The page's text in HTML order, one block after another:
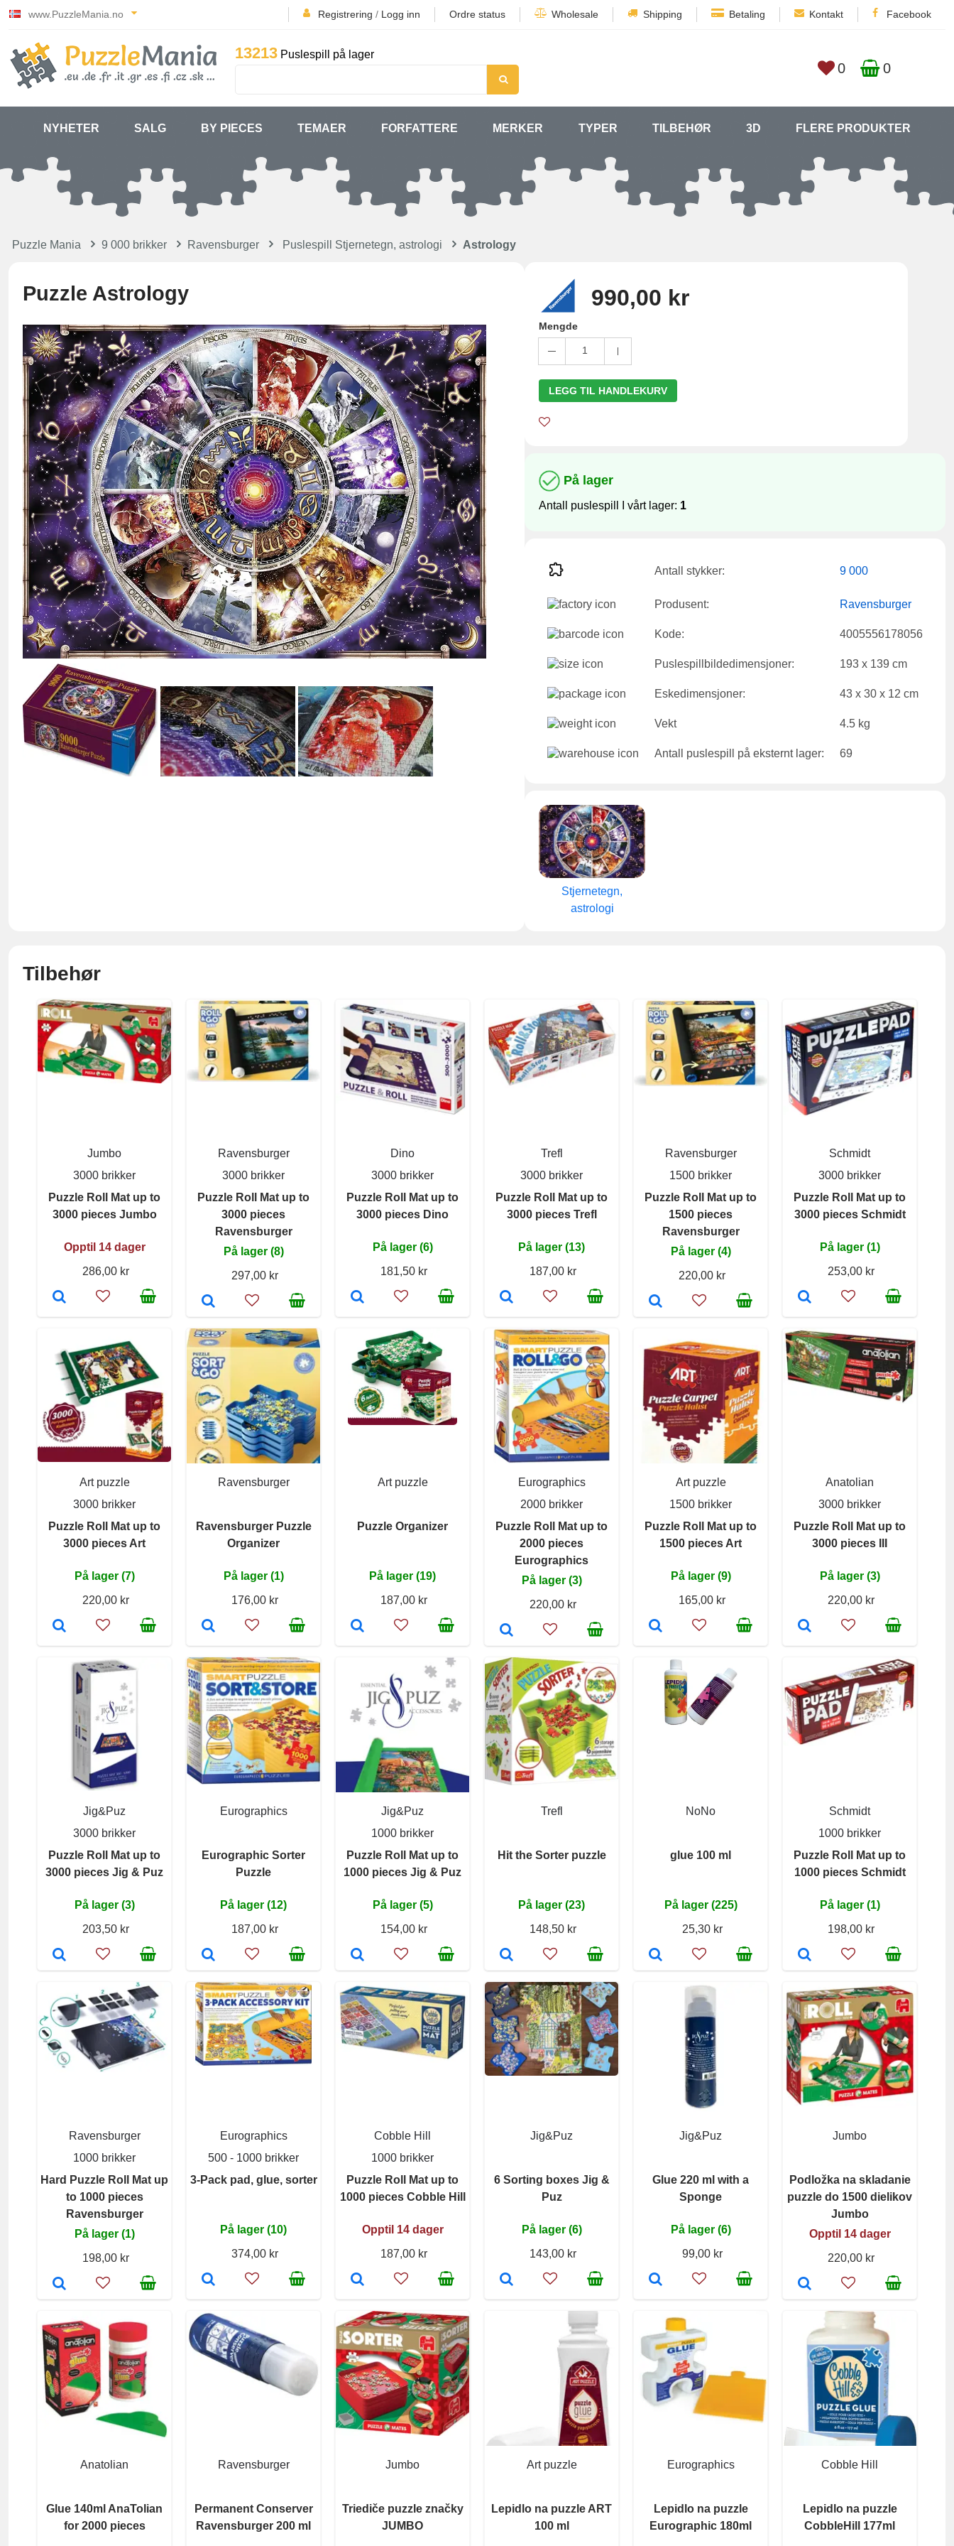
www.PuzzleMania.no Registrering / Logg inn Ordre status Wholesale Shipping Betaling Kontakt Facebook
13213 Puslespill på lager
0 0
NYHETER SALG BY PIECES TEMAER FORFATTERE MERKER TYPER TILBEHØR 3D FLERE PRODUKTER
Puzzle Mania 9 000 brikker Ravensburger Puslespill Stjernetegn, astrologi Astrology
Puzzle Astrology 990,00 kr
Mengde
1
LEGG TIL HANDLEKURV
På lager
Antall puslespill I vårt lager: 1
Antall stykker: 9 000
Produsent: Ravensburger
Kode: 4005556178056
Puslespillbildedimensjoner: 193 x 139 cm
Eskedimensjoner: 43 x 30 x 12 cm
Vekt 4.5 kg
Antall puslespill på eksternt lager: 69
Stjernetegn,
astrologi
Tilbehør
Jumbo
3000 brikker
Puzzle Roll Mat up to
3000 pieces Jumbo
Opptil 14 dager
286,00 kr
Ravensburger
3000 brikker
Puzzle Roll Mat up to
3000 pieces
Ravensburger
På lager (8)
297,00 kr
Dino
3000 brikker
Puzzle Roll Mat up to
3000 pieces Dino
På lager (6)
181,50 kr
Trefl
3000 brikker
Puzzle Roll Mat up to
3000 pieces Trefl
På lager (13)
187,00 kr
Ravensburger
1500 brikker
Puzzle Roll Mat up to
1500 pieces
Ravensburger
På lager (4)
220,00 kr
Schmidt
3000 brikker
Puzzle Roll Mat up to
3000 pieces Schmidt
På lager (1)
253,00 kr
Art puzzle
3000 brikker
Puzzle Roll Mat up to
3000 pieces Art
På lager (7)
220,00 kr
Ravensburger
Ravensburger Puzzle
Organizer
På lager (1)
176,00 kr
Art puzzle
Puzzle Organizer
På lager (19)
187,00 kr
Eurographics
2000 brikker
Puzzle Roll Mat up to
2000 pieces
Eurographics
På lager (3)
220,00 kr
Art puzzle
1500 brikker
Puzzle Roll Mat up to
1500 pieces Art
På lager (9)
165,00 kr
Anatolian
3000 brikker
Puzzle Roll Mat up to
3000 pieces III
På lager (3)
220,00 kr
Jig&Puz
3000 brikker
Puzzle Roll Mat up to
3000 pieces Jig & Puz
På lager (3)
203,50 kr
Eurographics
Eurographic Sorter
Puzzle
På lager (12)
187,00 kr
Jig&Puz
1000 brikker
Puzzle Roll Mat up to
1000 pieces Jig & Puz
På lager (5)
154,00 kr
Trefl
Hit the Sorter puzzle
På lager (23)
148,50 kr
NoNo
glue 100 ml
På lager (225)
25,30 kr
Schmidt
1000 brikker
Puzzle Roll Mat up to
1000 pieces Schmidt
På lager (1)
198,00 kr
Ravensburger
1000 brikker
Hard Puzzle Roll Mat up
to 1000 pieces
Ravensburger
På lager (1)
198,00 kr
Eurographics
500 - 1000 brikker
3-Pack pad, glue, sorter
På lager (10)
374,00 kr
Cobble Hill
1000 brikker
Puzzle Roll Mat up to
1000 pieces Cobble Hill
Opptil 14 dager
187,00 kr
Jig&Puz
6 Sorting boxes Jig &
Puz
På lager (6)
143,00 kr
Jig&Puz
Glue 220 ml with a
Sponge
På lager (6)
99,00 kr
Jumbo
Podložka na skladanie
puzzle do 1500 dielikov
Jumbo
Opptil 14 dager
220,00 kr
Anatolian
Glue 140ml AnaTolian
for 2000 pieces
Ravensburger
Permanent Conserver
Ravensburger 200 ml
Jumbo
Triediče puzzle značky
JUMBO
Art puzzle
Lepidlo na puzzle ART
100 ml
Eurographics
Lepidlo na puzzle
Eurographic 180ml
Cobble Hill
Lepidlo na puzzle
CobbleHill 177ml